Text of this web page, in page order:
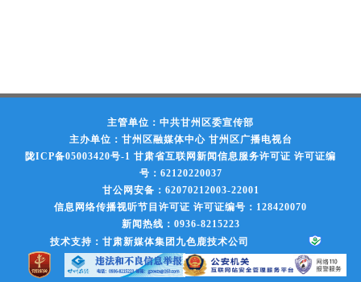
主管单位：中共甘州区委宣传部
主办单位：甘州区融媒体中心 甘州区广播电视台
陇ICP备05003420号-1 甘肃省互联网新闻信息服务许可证 许可证编
号：62120220037
甘公网安备：62070212003-22001
信息网络传播视听节目许可证 许可证编号：128420070
新闻热线：0936-8215223
技术支持：甘肃新媒体集团九色鹿技术公司